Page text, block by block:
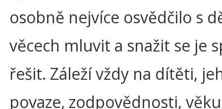
osobně nejvíce osvědčilo s
věcech mluvit a snažit se je
řešit. Záleží vždy na dítěti,
povaze, zodpovědnosti,